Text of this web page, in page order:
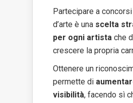
Partecipare a
d’arte è una scelta
per ogni artista che
crescere la propria
Ottenere un
permette di
visibilità, facendo sì